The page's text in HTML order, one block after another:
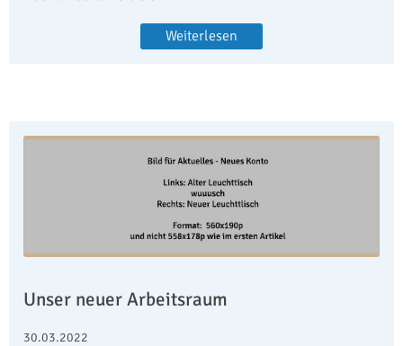
Weiterlesen
Unser neuer Arbeitsraum
30.03.2022